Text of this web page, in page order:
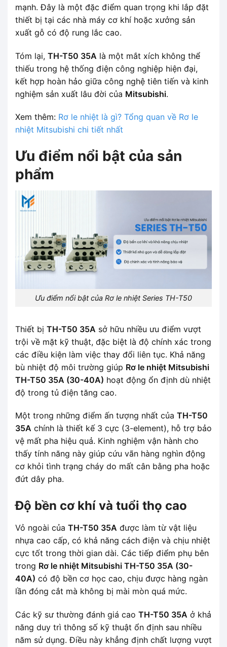
mạnh. Đây là một đặc điểm quan trọng khi lắp đặt
thiết bị tại các nhà máy cơ khí hoặc xưởng sản
xuất gỗ có độ rung lắc cao.
Tóm lại, TH-T50 35A là một mắt xích không thể
thiếu trong hệ thống điện công nghiệp hiện đại,
kết hợp hoàn hảo giữa công nghệ tiên tiến và kinh
nghiệm sản xuất lâu đời của Mitsubishi.
Xem thêm: Rơ le nhiệt là gì? Tổng quan về Rơ le
nhiệt Mitsubishi chi tiết nhất
Ưu điểm nổi bật của sản
phẩm
Ưu điểm nổi bật của Rơ le nhiệt Series TH-T50
Thiết bị TH-T50 35A sở hữu nhiều ưu điểm vượt
trội về mặt kỹ thuật, đặc biệt là độ chính xác trong
các điều kiện làm việc thay đổi liên tục. Khả năng
bù nhiệt độ môi trường giúp Rơ le nhiệt Mitsubishi
TH-T50 35A (30-40A) hoạt động ổn định dù nhiệt
độ trong tủ điện tăng cao.
Một trong những điểm ấn tượng nhất của TH-T50
35A chính là thiết kế 3 cực (3-element), hỗ trợ bảo
vệ mất pha hiệu quả. Kinh nghiệm vận hành cho
thấy tính năng này giúp cứu vãn hàng nghìn động
cơ khỏi tình trạng cháy do mất cân bằng pha hoặc
đứt dây pha.
Độ bền cơ khí và tuổi thọ cao
Vỏ ngoài của TH-T50 35A được làm từ vật liệu
nhựa cao cấp, có khả năng cách điện và chịu nhiệt
cực tốt trong thời gian dài. Các tiếp điểm phụ bên
trong Rơ le nhiệt Mitsubishi TH-T50 35A (30-
40A) có độ bền cơ học cao, chịu được hàng ngàn
lần đóng cắt mà không bị mài mòn quá mức.
Các kỹ sư thường đánh giá cao TH-T50 35A ở khả
năng duy trì thông số kỹ thuật ổn định sau nhiều
năm sử dụng. Điều này khẳng định chất lượng vượt